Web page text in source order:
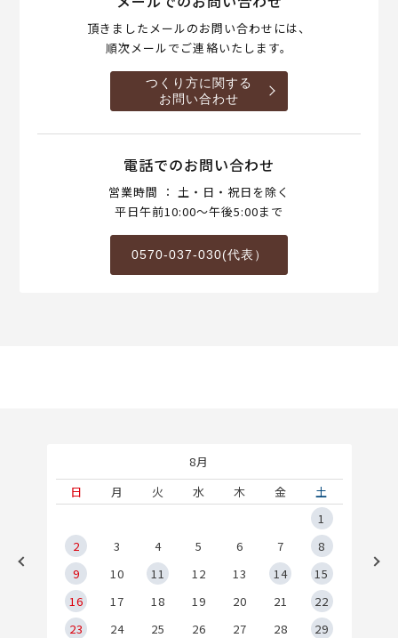
頂きましたメールのお問い合わせには、
順次メールでご連絡いたします。
つくり方に関する
お問い合わせ
電話でのお問い合わせ
営業時間 ： 土・日・祝日を除く
平日午前10:00～午後5:00まで
0570-037-030(代表）
8月
日
月 火 水 木 金
土
1
2
3 4 5 6 7
8
9
10 11 12 13 14
15
16
17 18 19 20 21
22
23
24 25 26 27 28
29